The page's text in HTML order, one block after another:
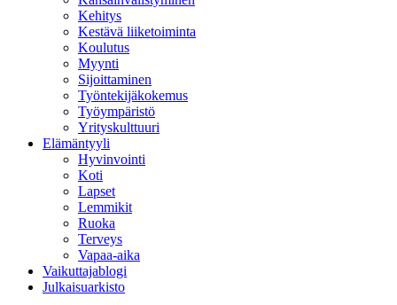
Kehitys
Kestävä liiketoiminta
Koulutus
Myynti
Sijoittaminen
Työntekijäkokemus
Työympäristö
Yrityskulttuuri
Elämäntyyli
Hyvinvointi
Koti
Lapset
Lemmikit
Ruoka
Terveys
Vapaa-aika
Vaikuttajablogi
Julkaisuarkisto